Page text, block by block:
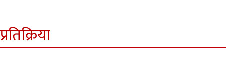
प्रतिक्रिया